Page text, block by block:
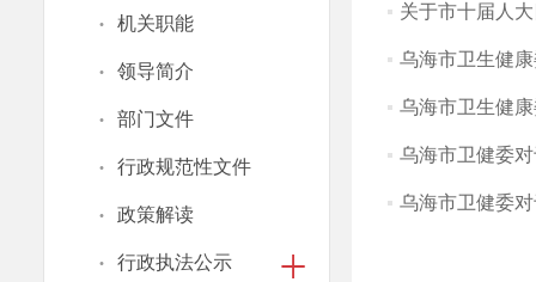
· 机关职能
· 领导简介
· 部门文件
· 行政规范性文件
· 政策解读
· 行政执法公示
关于市十届人
乌海市卫生健
乌海市卫生健
乌海市卫健委
乌海市卫健委